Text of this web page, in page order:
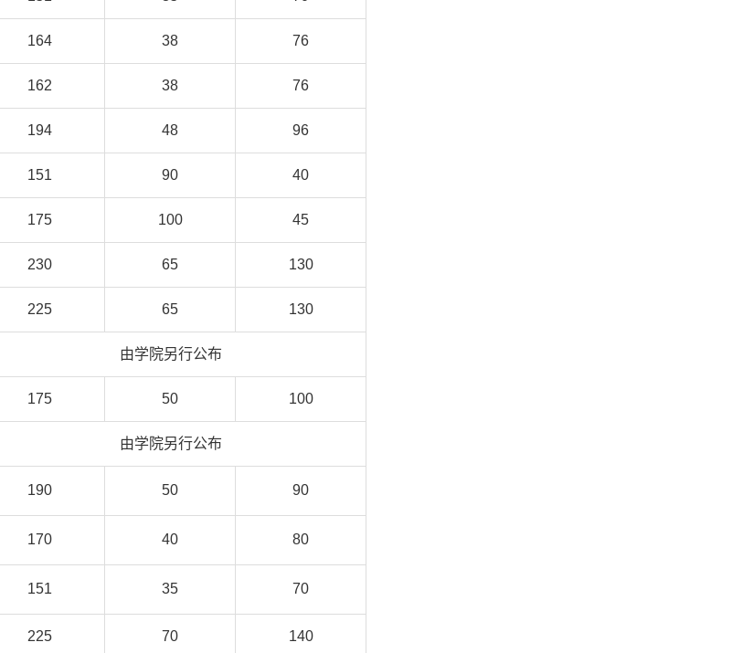
164 38 76
162 38 76
194 48 96
151 90 40
175 100 45
230 65 130
225 65 130
由学院另行公布
175 50 100
由学院另行公布
190 50 90
170 40 80
151 35 70
225 70 140